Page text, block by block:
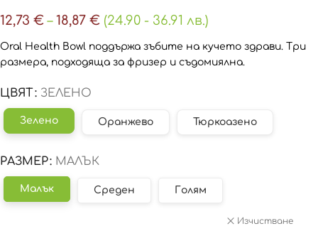
12,73 € – 18,87 € (24.90 - 36.91 лв.)
Oral Health Bowl поддържа зъбите на кучето здрави. Три
размера, подходяща за фризер и съдомиялна.
ЦВЯТ ЗЕЛЕНО
Зелено Оранжево Тюркоазено
РАЗМЕР МАЛЪК
Малък Среден Голям
Изчистване